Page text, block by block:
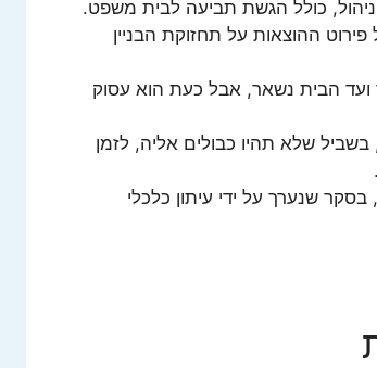
כולל הגשת תביעה לבית משפט.
ההוצאות על תחזוקת הבניין
ועד הבית נשאר, אבל כעת הוא עסוק
שלא תהיו כבולים אליה, לזמן
שנערך על ידי עיתון כלכלי